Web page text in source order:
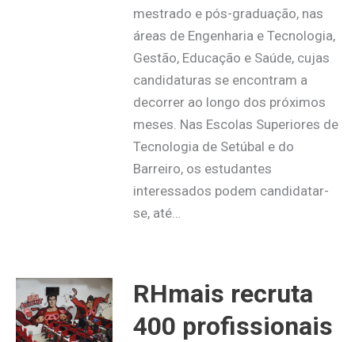
mestrado e pós-graduação, nas
áreas de Engenharia e Tecnologia,
Gestão, Educação e Saúde, cujas
candidaturas se encontram a
decorrer ao longo dos próximos
meses. Nas Escolas Superiores de
Tecnologia de Setúbal e do
Barreiro, os estudantes
interessados podem candidatar-
se, até…
RHmais recruta
400 profissionais